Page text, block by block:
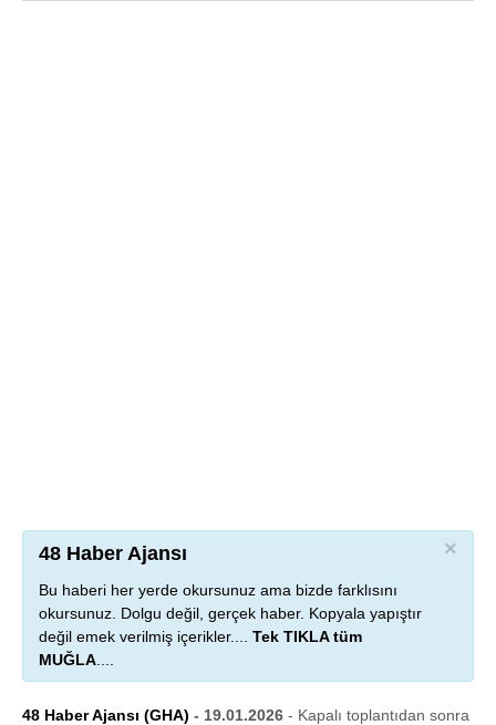
×
48 Haber Ajansı
Bu haberi her yerde okursunuz ama bizde farklısını
okursunuz. Dolgu değil, gerçek haber. Kopyala yapıştır
değil emek verilmiş içerikler.... Tek TIKLA tüm
MUĞLA
48 Haber Ajansı (GHA) - 19.01.2026 - Kapalı toplantıdan sonra